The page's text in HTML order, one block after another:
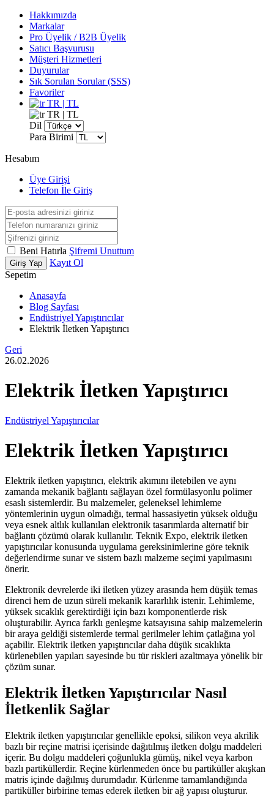
Hakkımızda
Markalar
Pro Üyelik / B2B Üyelik
Satıcı Başvurusu
Müşteri Hizmetleri
Duyurular
Sık Sorulan Sorular (SSS)
Favoriler
TR | TL
TR | TL
Dil
Para Birimi
Hesabım
Üye Girişi
Telefon İle Giriş
Beni Hatırla Şifremi Unuttum
Giriş Yap
Kayıt Ol
Sepetim
Anasayfa
Blog Sayfası
Endüstriyel Yapıştırıcılar
Elektrik İletken Yapıştırıcı
Geri
26.02.2026
Elektrik İletken Yapıştırıcı
Endüstriyel Yapıştırıcılar
Elektrik İletken Yapıştırıcı
Elektrik iletken yapıştırıcı, elektrik akımını iletebilen ve aynı
zamanda mekanik bağlantı sağlayan özel formülasyonlu polimer
esaslı sistemlerdir. Bu malzemeler, geleneksel lehimleme
yöntemlerinin uygun olmadığı, termal hassasiyetin yüksek olduğu
veya esnek altlık kullanılan elektronik tasarımlarda alternatif bir
bağlantı çözümü olarak kullanılır. Teknik Expo, elektrik iletken
yapıştırıcılar konusunda uygulama gereksinimlerine göre teknik
değerlendirme sunar ve sistem bazlı malzeme seçimi yapılmasını
önerir.
Elektronik devrelerde iki iletken yüzey arasında hem düşük temas
direnci hem de uzun süreli mekanik kararlılık istenir. Lehimleme,
yüksek sıcaklık gerektirdiği için bazı komponentlerde risk
oluşturabilir. Ayrıca farklı genleşme katsayısına sahip malzemelerin
bir araya geldiği sistemlerde termal gerilmeler lehim çatlağına yol
açabilir. Elektrik iletken yapıştırıcılar daha düşük sıcaklıkta
kürlenebilen yapıları sayesinde bu tür riskleri azaltmaya yönelik bir
çözüm sunar.
Elektrik İletken Yapıştırıcılar Nasıl
İletkenlik Sağlar
Elektrik iletken yapıştırıcılar genellikle epoksi, silikon veya akrilik
bazlı bir reçine matrisi içerisinde dağıtılmış iletken dolgu maddeleri
içerir. Bu dolgu maddeleri çoğunlukla gümüş, nikel veya karbon
bazlı partiküllerdir. Reçine kürlenmeden önce bu partiküller akışkan
matris içinde dağılmış durumdadır. Kürlenme tamamlandığında
partiküller birbirine temas ederek iletken bir ağ yapısı oluşturur.